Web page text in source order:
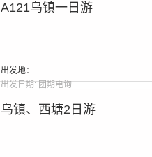
A121乌镇一日游
出发地：
出发日期: 团期电询
乌镇、西塘2日游